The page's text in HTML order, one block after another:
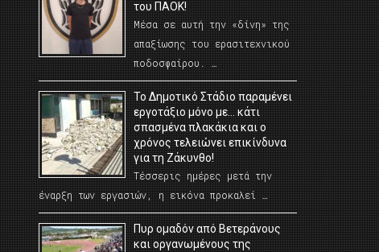
του ΠΑΟΚ!
Μέσα σε αυτή την «δίνη» της
απαξίωσης του ερασιτεχνικού
ποδοσφαίρου. …
Το Δημοτικό Στάδιο παραμένει
εργοτάξιο μόνο με… κάτι
σπασμένα πλακάκια και ο
χρόνος τελειώνει επικίνδυνα
για τη Ζάκυνθο!
Τέσσερις ημέρες μετά την
έναρξη των εργασιών, η εικόνα προκαλεί …
Πυρ ομαδόν από Βετεράνους
και οργανωμένους της